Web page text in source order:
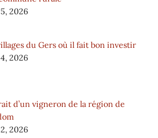
2026
du Gers où il fait bon investir
2026
d’un vigneron de la région de
2026